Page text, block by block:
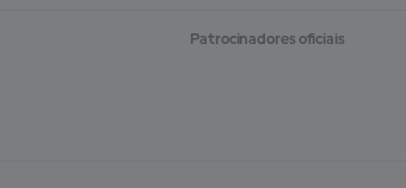
Patrocinadores oficiais